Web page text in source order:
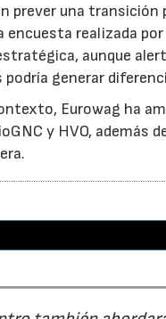
prever una
encuesta realizada
aunque
podría generar
Eurowag ha
y HVO,